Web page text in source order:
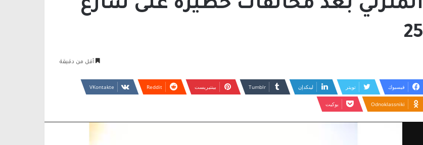
المنزلي بعد مخالفات خطيرة على شارع
25
أقل من دقيقة
فيسبوك تويتر لينكدإن بينتيريست
Odnoklassniki بوكيت